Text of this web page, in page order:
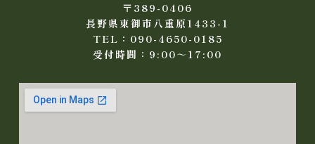
〒389-0406
長野県東御市八重原1433-1
TEL：090-4650-0185
受付時間：9:00～17:00